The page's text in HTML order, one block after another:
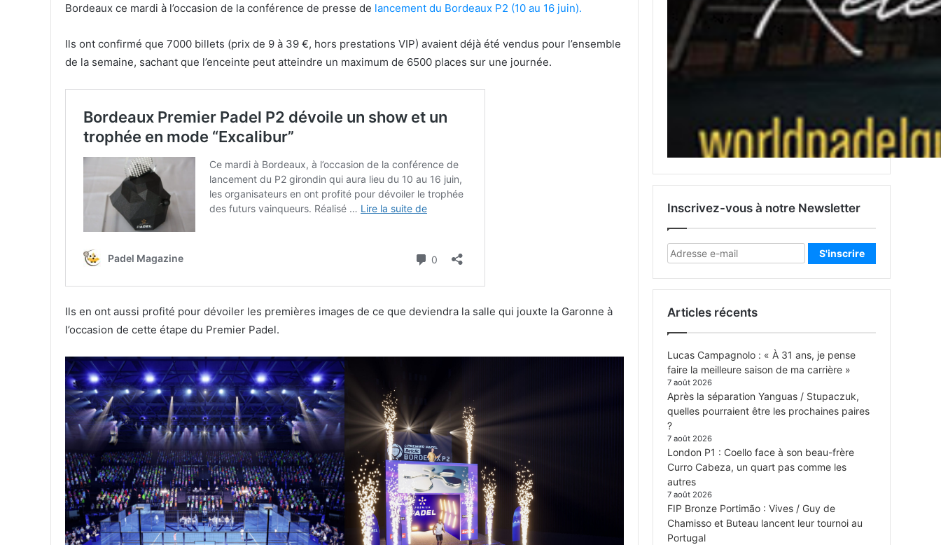
Bordeaux ce mardi à l’occasion de la conférence de presse de lancement du Bordeaux P2 (10 au 16 juin).
Ils ont confirmé que 7000 billets (prix de 9 à 39 €, hors prestations VIP) avaient déjà été vendus pour l’ensemble
de la semaine, sachant que l’enceinte peut atteindre un maximum de 6500 places sur une journée.
Ils en ont aussi profité pour dévoiler les premières images de ce que deviendra la salle qui jouxte la Garonne à
l’occasion de cette étape du Premier Padel.
Inscrivez-vous à notre Newsletter
Articles récents
Lucas Campagnolo : « À 31 ans, je pense
faire la meilleure saison de ma carrière »
7 août 2026
Après la séparation Yanguas / Stupaczuk,
quelles pourraient être les prochaines paires
?
7 août 2026
London P1 : Coello face à son beau-frère
Curro Cabeza, un quart pas comme les
autres
7 août 2026
FIP Bronze Portimão : Vives / Guy de
Chamisso et Buteau lancent leur tournoi au
Portugal